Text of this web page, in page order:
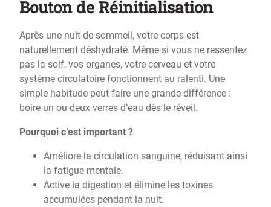
Bouton de Réinitialisation
Après une nuit de sommeil, votre corps est
naturellement déshydraté. Même si vous ne ressentez
pas la soif, vos organes, votre cerveau et votre
système circulatoire fonctionnent au ralenti. Une
simple habitude peut faire une grande différence :
boire un ou deux verres d’eau dès le réveil.
Pourquoi c’est important ?
Améliore la circulation sanguine, réduisant ainsi
la fatigue mentale.
Active la digestion et élimine les toxines
accumulées pendant la nuit.